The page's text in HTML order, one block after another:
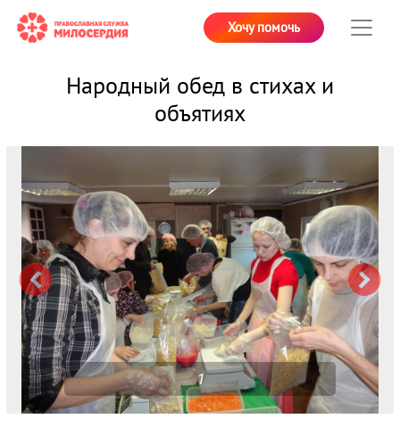
Хочу помочь
Народный обед в стихах и
объятиях
1